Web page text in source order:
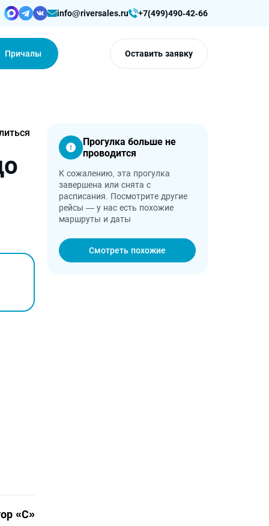
info@riversales.ru +7(499)490-42-66
Причалы Оставить заявку
«С»
Прогулка больше не
проводится
К сожалению, эта прогулка
завершена или снята с
расписания. Посмотрите другие
рейсы — у нас есть похожие
маршруты и даты
Смотреть похожие